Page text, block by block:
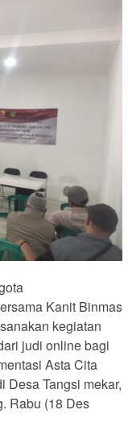
Kanit Binmas
kegiatan
judi online bagi
Asta Cita
Desa Tangsi mekar,
Rabu (18 Des